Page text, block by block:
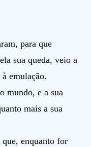
para que
sua queda, veio a
emulação.
mundo, e a sua
mais a sua
enquanto for